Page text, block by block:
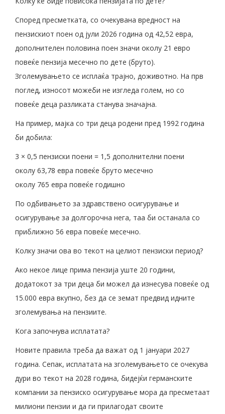
Според пресметката, со очекувана вредност на
пензискиот поен од јули 2026 година од 42,52 евра,
дополнителен половина поен значи околу 21 евро
повеќе пензија месечно по дете (бруто).
Зголемувањето се исплаќа трајно, доживотно. На прв
поглед, износот можеби не изгледа голем, но со
повеќе деца разликата станува значајна.
На пример, мајка со три деца родени пред 1992 година
би добила:
3 × 0,5 пензиски поени = 1,5 дополнителни поени
околу 63,78 евра повеќе бруто месечно
околу 765 евра повеќе годишно
По одбивањето за здравствено осигурување и
осигурување за долгорочна нега, таа би останала со
приближно 56 евра повеќе месечно.
Колку значи ова во текот на целиот пензиски период?
Ако некое лице прима пензија уште 20 години,
додатокот за три деца би можел да изнесува повеќе од
15.000 евра вкупно, без да се земат предвид идните
зголемувања на пензиите.
Кога започнува исплатата?
Новите правила треба да важат од 1 јануари 2027
година. Сепак, исплатата на зголемувањето се очекува
дури во текот на 2028 година, бидејќи германските
компании за пензиско осигурување мора да пресметаат
милиони пензии и да ги прилагодат своите